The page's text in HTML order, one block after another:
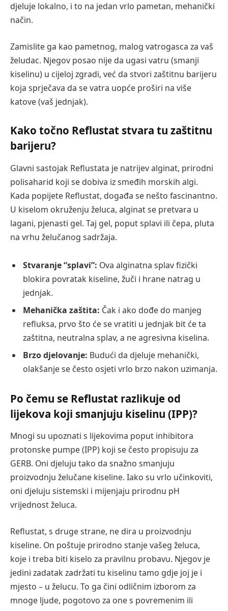
djeluje lokalno, i to na jedan vrlo pametan, mehanički
način.
Zamislite ga kao pametnog, malog vatrogasca za vaš
želudac. Njegov posao nije da ugasi vatru (smanji
kiselinu) u cijeloj zgradi, već da stvori zaštitnu barijeru
koja sprječava da se vatra uopće proširi na više
katove (vaš jednjak).
Kako točno Reflustat stvara tu zaštitnu
barijeru?
Glavni sastojak Reflustata je natrijev alginat, prirodni
polisaharid koji se dobiva iz smeđih morskih algi.
Kada popijete Reflustat, događa se nešto fascinantno.
U kiselom okruženju želuca, alginat se pretvara u
lagani, pjenasti gel. Taj gel, poput splavi ili čepa, pluta
na vrhu želučanog sadržaja.
Stvaranje “splavi”: Ova alginatna splav fizički
blokira povratak kiseline, žuči i hrane natrag u
jednjak.
Mehanička zaštita: Čak i ako dođe do manjeg
refluksa, prvo što će se vratiti u jednjak bit će ta
zaštitna, neutralna splav, a ne agresivna kiselina.
Brzo djelovanje: Budući da djeluje mehanički,
olakšanje se često osjeti vrlo brzo nakon uzimanja.
Po čemu se Reflustat razlikuje od
lijekova koji smanjuju kiselinu (IPP)?
Mnogi su upoznati s lijekovima poput inhibitora
protonske pumpe (IPP) koji se često propisuju za
GERB. Oni djeluju tako da snažno smanjuju
proizvodnju želučane kiseline. Iako su vrlo učinkoviti,
oni djeluju sistemski i mijenjaju prirodnu pH
vrijednost želuca.
Reflustat, s druge strane, ne dira u proizvodnju
kiseline. On poštuje prirodno stanje vašeg želuca,
koje i treba biti kiselo za pravilnu probavu. Njegov je
jedini zadatak zadržati tu kiselinu tamo gdje joj je i
mjesto – u želucu. To ga čini odličnim izborom za
mnoge ljude, pogotovo za one s povremenim ili